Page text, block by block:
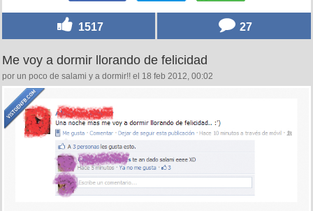
1517 27
Me voy a dormir llorando de felicidad
por un poco de salami y a dormir!! el 18 feb 2012, 00:02